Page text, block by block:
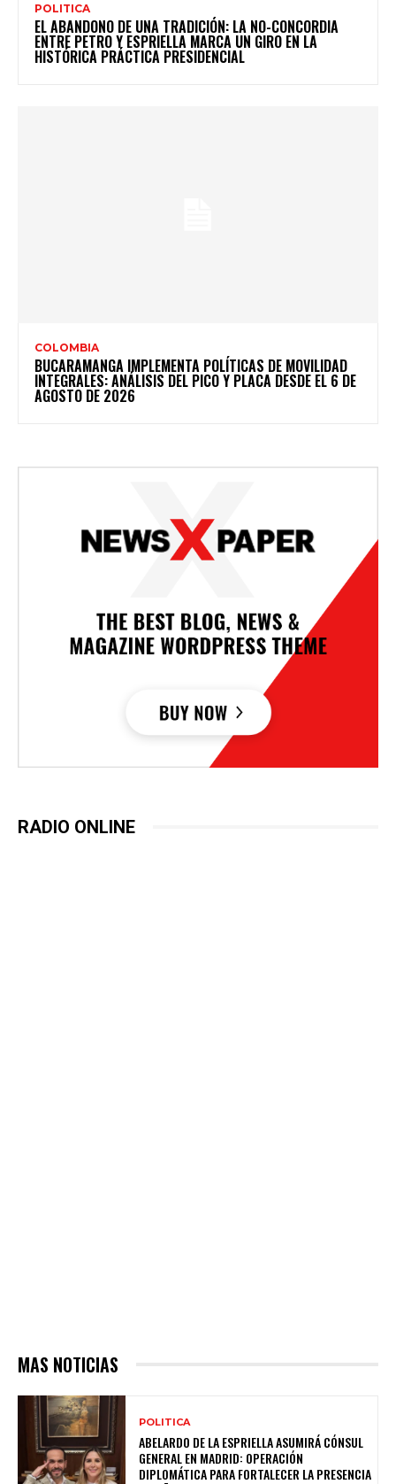
POLITICA
EL ABANDONO DE UNA TRADICIÓN: LA NO-CONCORDIA
ENTRE PETRO Y ESPRIELLA MARCA UN GIRO EN LA
HISTÓRICA PRÁCTICA PRESIDENCIAL
COLOMBIA
BUCARAMANGA IMPLEMENTA POLÍTICAS DE MOVILIDAD
INTEGRALES: ANÁLISIS DEL PICO Y PLACA DESDE EL 6 DE
AGOSTO DE 2026
RADIO ONLINE
MAS NOTICIAS
POLITICA
ABELARDO DE LA ESPRIELLA ASUMIRÁ CÓNSUL
GENERAL EN MADRID: OPERACIÓN
DIPLOMÁTICA PARA FORTALECER LA PRESENCIA